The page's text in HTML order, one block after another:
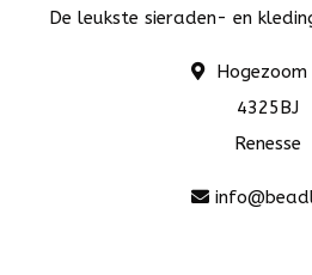
De leukste sieraden- en
Hogezoom
4325BJ
Renesse